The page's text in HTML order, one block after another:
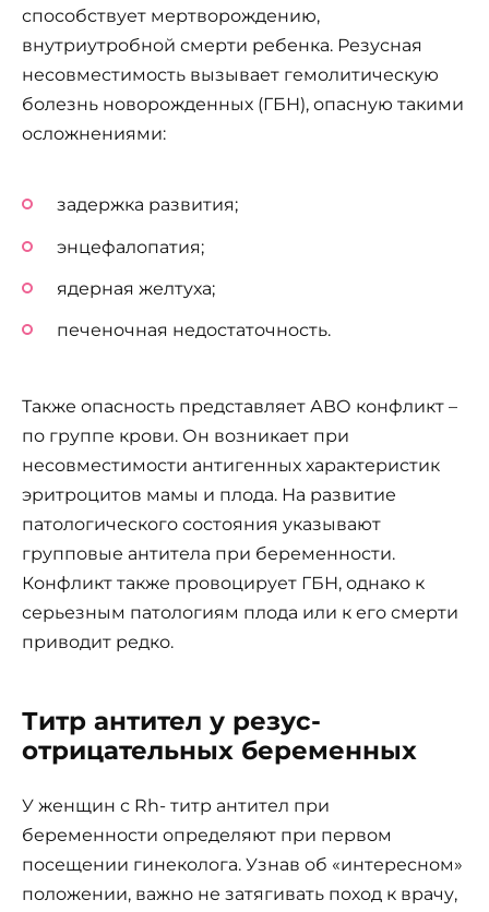
способствует мертворождению,
внутриутробной смерти ребенка. Резусная
несовместимость вызывает гемолитическую
болезнь новорожденных (ГБН), опасную такими
осложнениями:
задержка развития;
энцефалопатия;
ядерная желтуха;
печеночная недостаточность.
Также опасность представляет АВО конфликт –
по группе крови. Он возникает при
несовместимости антигенных характеристик
эритроцитов мамы и плода. На развитие
патологического состояния указывают
групповые антитела при беременности.
Конфликт также провоцирует ГБН, однако к
серьезным патологиям плода или к его смерти
приводит редко.
Титр антител у резус-
отрицательных беременных
У женщин с Rh- титр антител при
беременности определяют при первом
посещении гинеколога. Узнав об «интересном»
положении, важно не затягивать поход к врачу,